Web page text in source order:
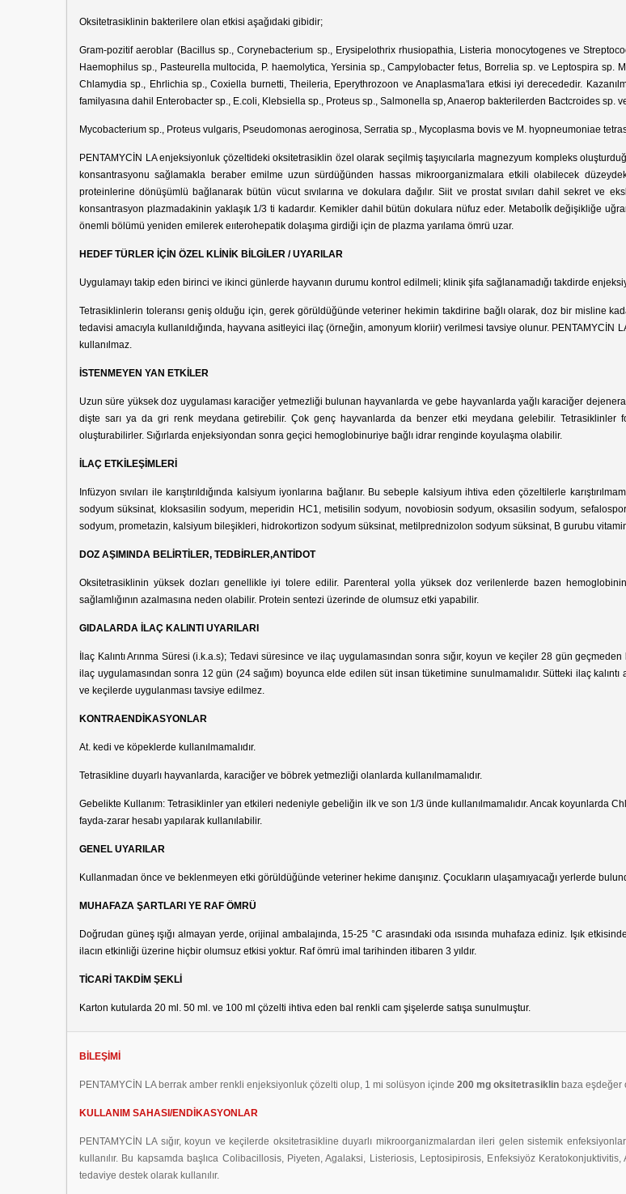
Oksitetrasiklinin bakterilere olan etkisi aşağıdaki gibidir;
Gram-pozitif aeroblar (Bacillus sp., Corynebacterium sp., Erysipelothrix rhusiopathia, Listeria monocytogenes ve
Haemophilus sp., Pasteurella multocida, P. haemolytica, Yersinia sp., Campylobacter fetus, Borrelia sp. ve Leptospira
Chlamydia sp., Ehrlichia sp., Coxiella burnetti, Theileria, Eperythrozoon ve Anaplasma'lara etkisi iyi derecededir.
familyasına dahil Enterobacter sp., E.coli, Klebsiella sp., Proteus sp., Salmonella sp, Anaerop bakterilerden Bactcroides sp.
Mycobacterium sp., Proteus vulgaris, Pseudomonas aeroginosa, Serratia sp., Mycoplasma bovis ve M. hyopneumoniae
PENTAMYCİN LA enjeksiyonluk çözeltideki oksitetrasiklin özel olarak seçilmiş taşıyıcılarla magnezyum kompleks
konsantrasyonu sağlamakla beraber emilme uzun sürdüğünden hassas mikroorganizmalara etkili olabilecek
proteinlerine dönüşümlü bağlanarak bütün vücut sıvılarına ve dokulara dağılır. Siit ve prostat sıvıları dahil sekret ve
konsantrasyon plazmadakinin yaklaşık 1/3 ti kadardır. Kemikler dahil bütün dokulara nüfuz eder. Metabolİk değişikliğe
önemli bölümü yeniden emilerek eııterohepatik dolaşıma girdiği için de plazma yarılama ömrü uzar.
HEDEF TÜRLER İÇİN ÖZEL KLİNİK BİLGİLER / UYARILAR
Uygulamayı takip eden birinci ve ikinci günlerde hayvanın durumu kontrol edilmeli; klinik şifa sağlanamadığı takdirde
Tetrasiklinlerin toleransı geniş olduğu için, gerek görüldüğünde veteriner hekimin takdirine bağlı olarak, doz bir misline
tedavisi amacıyla kullanıldığında, hayvana asitleyici ilaç (örneğin, amonyum kloriir) verilmesi tavsiye olunur. PENTAMYCİN
kullanılmaz.
İSTENMEYEN YAN ETKİLER
Uzun süre yüksek doz uygulaması karaciğer yetmezliği bulunan hayvanlarda ve gebe hayvanlarda yağlı karaciğer
dişte sarı ya da gri renk meydana getirebilir. Çok genç hayvanlarda da benzer etki meydana gelebilir.
oluşturabilirler. Sığırlarda enjeksiyondan sonra geçici hemoglobinuriye bağlı idrar renginde koyulaşma olabilir.
İLAÇ ETKİLEŞİMLERİ
Infüzyon sıvıları ile karıştırıldığında kalsiyum iyonlarına bağlanır. Bu sebeple kalsiyum ihtiva eden çözeltilerle
sodyum süksinat, kloksasilin sodyum, meperidin HC1, metisilin sodyum, novobiosin sodyum, oksasilin sodyum,
sodyum, prometazin, kalsiyum bileşikleri, hidrokortizon sodyum süksinat, metilprednizolon sodyum süksinat, B gurubu
DOZ AŞIMINDA BELİRTİLER, TEDBİRLER,ANTİDOT
Oksitetrasiklinin yüksek dozları genellikle iyi tolere edilir. Parenteral yolla yüksek doz verilenlerde bazen
sağlamlığının azalmasına neden olabilir. Protein sentezi üzerinde de olumsuz etki yapabilir.
GIDALARDA İLAÇ KALINTI UYARILARI
İlaç Kalıntı Arınma Süresi (i.k.a.s); Tedavi süresince ve ilaç uygulamasından sonra sığır, koyun ve keçiler 28 gün
ilaç uygulamasından sonra 12 gün (24 sağım) boyunca elde edilen süt insan tüketimine sunulmamalıdır. Sütteki ilaç
ve keçilerde uygulanması tavsiye edilmez.
KONTRAENDİKASYONLAR
At. kedi ve köpeklerde kullanılmamalıdır.
Tetrasikline duyarlı hayvanlarda, karaciğer ve böbrek yetmezliği olanlarda kullanılmamalıdır.
Gebelikte Kullanım: Tetrasiklinler yan etkileri nedeniyle gebeliğin ilk ve son 1/3 ünde kullanılmamalıdır. Ancak koyunlarda
fayda-zarar hesabı yapılarak kullanılabilir.
GENEL UYARILAR
Kullanmadan önce ve beklenmeyen etki görüldüğünde veteriner hekime danışınız. Çocukların ulaşamıyacağı yerlerde
MUHAFAZA ŞARTLARI YE RAF ÖMRÜ
Doğrudan güneş ışığı almayan yerde, orijinal ambalajında, 15-25 °C arasındaki oda ısısında muhafaza ediniz. Işık
ilacın etkinliği üzerine hiçbir olumsuz etkisi yoktur. Raf ömrü imal tarihinden itibaren 3 yıldır.
TİCARİ TAKDİM ŞEKLİ
Karton kutularda 20 ml. 50 ml. ve 100 ml çözelti ihtiva eden bal renkli cam şişelerde satışa sunulmuştur.
BİLEŞİMİ
PENTAMYCİN LA berrak amber renkli enjeksiyonluk çözelti olup, 1 mi solüsyon içinde 200 mg oksitetrasiklin baza eşdeğer
KULLANIM SAHASI/ENDİKASYONLAR
PENTAMYCİN LA sığır, koyun ve keçilerde oksitetrasikline duyarlı mikroorganizmalardan ileri gelen sistemik
kullanılır. Bu kapsamda başlıca Colibacillosis, Piyeten, Agalaksi, Listeriosis, Leptosipirosis, Enfeksiyöz
tedaviye destek olarak kullanılır.